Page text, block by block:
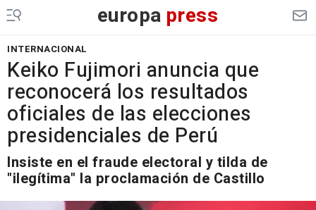
europa press
INTERNACIONAL
Keiko Fujimori anuncia que
reconocerá los resultados
oficiales de las elecciones
presidenciales de Perú
Insiste en el fraude electoral y tilda de
"ilegítima" la proclamación de Castillo